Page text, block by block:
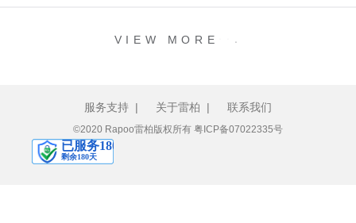
VIEW MORE
服务支持 | 关于雷柏 | 联系我们
©2020 Rapoo雷柏版权所有 粤ICP备07022335号